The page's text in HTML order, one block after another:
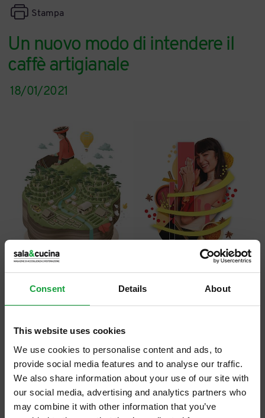
Consent Details About
This website uses cookies
We use cookies to personalise content and ads, to
provide social media features and to analyse our traffic.
We also share information about your use of our site with
our social media, advertising and analytics partners who
may combine it with other information that you’ve
Un nuovo modo di intendere il
caffè artigianale
Stampa
18/01/2021
Negli ultimi anni il mondo del caffè ha dato
sparsi segnali di rinnovamento. Alcune
torrefazioni si stanno distinguendo sul piano
qualitativo, dell’immagine e stanno
investendo risorse per consolidare la cultura